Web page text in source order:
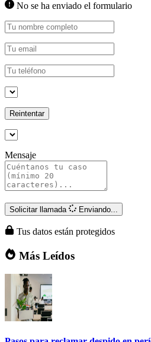
No se ha enviado el formulario
Reintentar
Mensaje
Solicitar llamada Enviando...
Tus datos están protegidos
Más Leídos